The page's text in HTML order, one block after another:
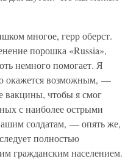
многое, герр оберст.
порошка «Russia»,
немного помогает. Я
окажется возможным, —
вакцины, чтобы я смог
с наиболее острыми
солдатам, — опять же,
полностью
гражданским населением.